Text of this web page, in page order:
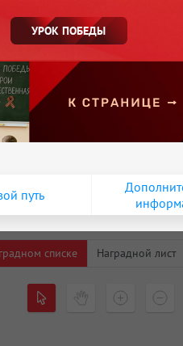
УРОК ПОБЕДЫ
путь
списке Наградной лист